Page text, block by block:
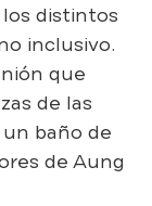
distintos
inclusivo.
que
de las
baño de
de Aung